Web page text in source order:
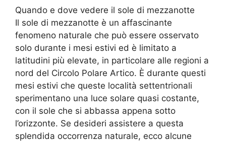
Quando e dove vedere il sole di mezzanotte
Il sole di mezzanotte è un affascinante
fenomeno naturale che può essere osservato
solo durante i mesi estivi ed è limitato a
latitudini più elevate, in particolare alle regioni a
nord del Circolo Polare Artico. È durante questi
mesi estivi che queste località settentrionali
sperimentano una luce solare quasi costante,
con il sole che si abbassa appena sotto
l’orizzonte. Se desideri assistere a questa
splendida occorrenza naturale, ecco alcune